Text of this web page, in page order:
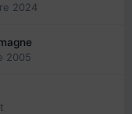
2024
2005